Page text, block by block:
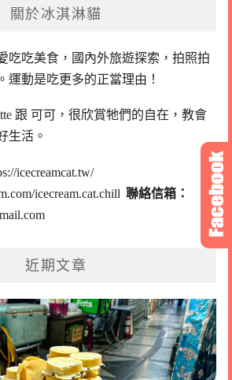
關於冰淇淋貓
吃吃美食，國內外旅遊探索，拍照拍
運動是吃更多的正當理由！
跟 可可， 很欣賞牠們的自在，教會
生活。
icecreamcat.tw/
icecream.cat.chill 聯絡信箱：
近期文章